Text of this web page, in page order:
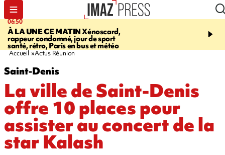
06:50
À LA UNE CE MATINXénoscard,
rappeur condamné, jour de sport
santé, rétro, Paris en bus et météo
08:53
Jour de
2026 - bouger,
Accueil Actus Réunion
Saint-Denis
La ville de Saint-Denis
offre 10 places pour
assister au concert de la
star Kalash